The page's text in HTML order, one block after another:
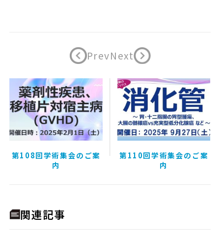
PrevNext
第108回学術集会のご案
内
第110回学術集会のご案
内
関連記事